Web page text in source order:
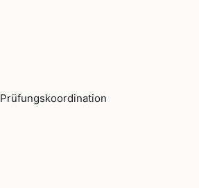
Prüfungskoordination